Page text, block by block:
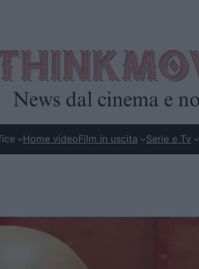
Home videoFilm in uscita Serie e Tv